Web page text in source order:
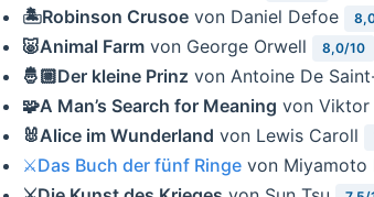
🏝Robinson Crusoe von Daniel Defoe
🐷Animal Farm von George Orwell 8,0/10
🤴🏼Der kleine Prinz von Antoine De
🧩A Man’s Search for Meaning von Viktor
🐰Alice im Wunderland von Lewis Caroll
⚔️Das Buch der fünf Ringe von Miyamoto